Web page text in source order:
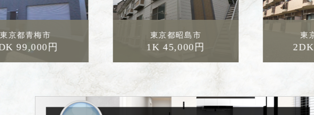
東京都昭島市
45,000円
東京都日野市
2DK 90,000円
東